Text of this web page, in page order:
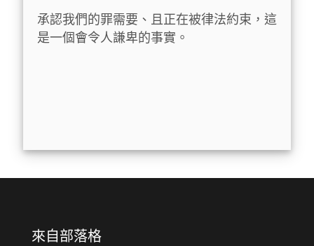
承認我們的罪需要、且正在被律法約束，這
是一個會令人謙卑的事實。
來自部落格